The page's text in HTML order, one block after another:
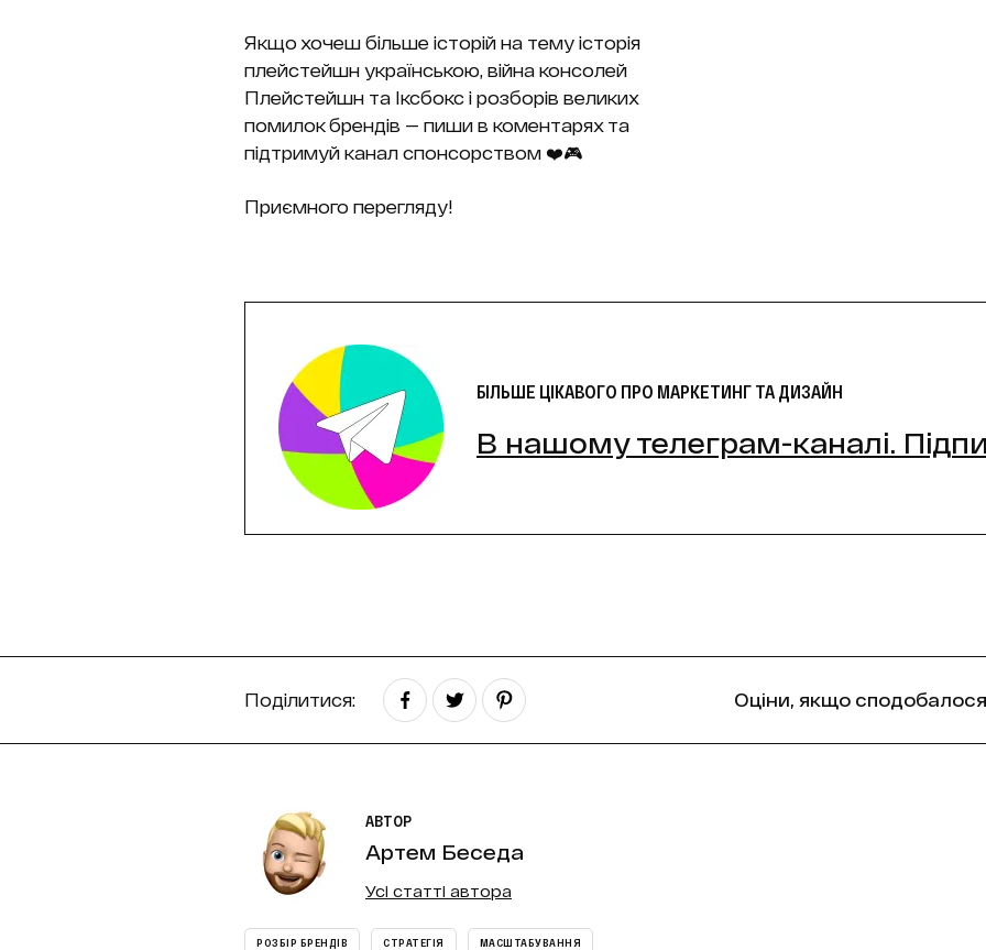
Якщо хочеш більше історій на тему історія
плейстейшн українською, війна консолей
Плейстейшн та Іксбокс і розборів великих
помилок брендів — пиши в коментарях та
підтримуй канал спонсорством ❤️🎮
Приємного перегляду!
БІЛЬШЕ ЦІКАВОГО ПРО МАРКЕТИНГ ТА ДИЗАЙН
В нашому телеграм-каналі.
Поділитися: Оціни, якщо
АВТОР
Артем Беседа
Усі статті автора
РОЗБІР БРЕНДІВ СТРАТЕГІЯ МАСШТАБУВАННЯ